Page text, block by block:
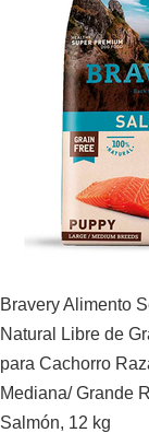
Bravery Alimento
Natural Libre de
para Cachorro
Mediana/ Grande
Salmón, 12 kg